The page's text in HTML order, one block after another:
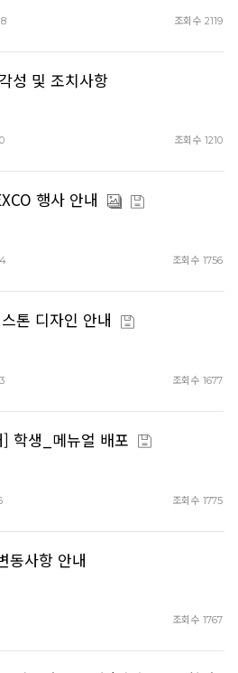
조회수 2119
성 및 조치사항
조회수 1210
행사 안내
조회수 1756
톤 디자인 안내
조회수 1677
학생_메뉴얼 배포
조회수 1775
동사항 안내
조회수 1767